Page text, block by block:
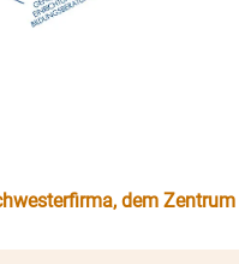
dem